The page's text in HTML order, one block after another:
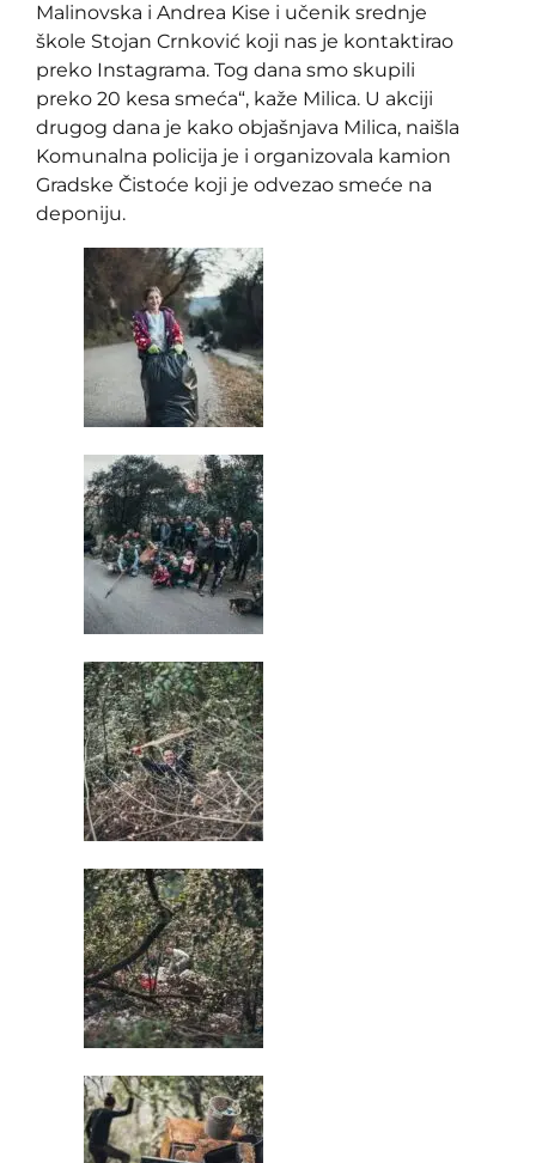
Malinovska i Andrea Kise i učenik srednje
škole Stojan Crnković koji nas je kontaktirao
preko Instagrama. Tog dana smo skupili
preko 20 kesa smeća“, kaže Milica. U akciji
drugog dana je kako objašnjava Milica, naišla
Komunalna policija je i organizovala kamion
Gradske Čistoće koji je odvezao smeće na
deponiju.